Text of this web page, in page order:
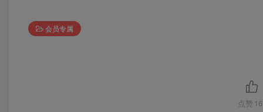
会员专属
点赞